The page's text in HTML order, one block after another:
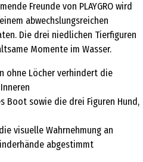
Freunde von PLAYGRO wird
abwechslungsreichen
Die drei niedlichen Tierfiguren
Momente im Wasser.
ohne Löcher verhindert die
Boot sowie die drei Figuren Hund,
visuelle Wahrnehmung an
abgestimmt